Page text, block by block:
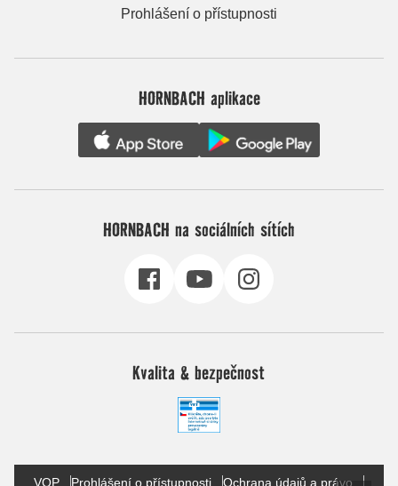
Prohlášení o přístupnosti
HORNBACH aplikace
HORNBACH na sociálních sítích
Kvalita & bezpečnost
VOP Prohlášení o přístupnosti Ochrana údajů a právo